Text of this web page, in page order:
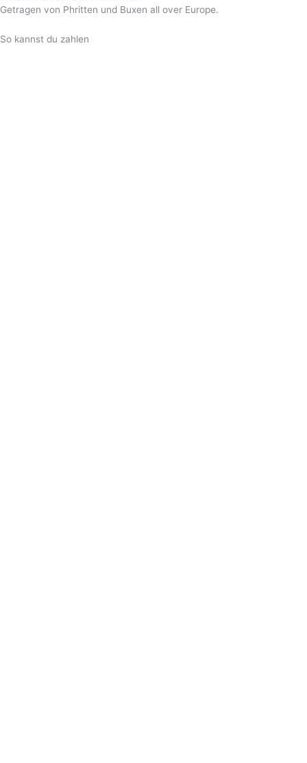
Getragen von Phritten und Buxen all over Europe.
So kannst du zahlen